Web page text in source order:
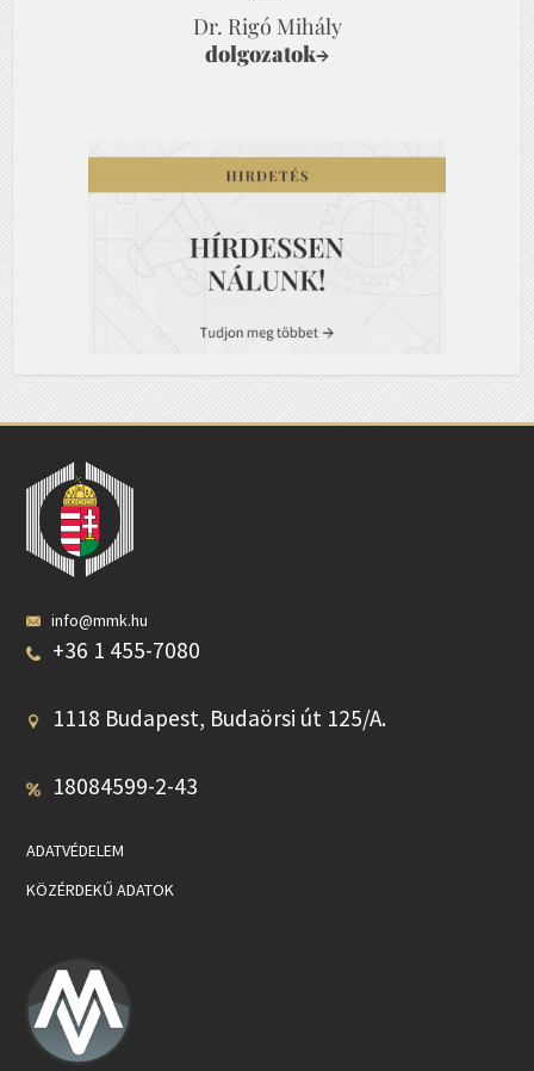
Dr. Rigó Mihály
dolgozatok→
info@mmk.hu
+36 1 455-7080
1118 Budapest, Budaörsi út 125/A.
18084599-2-43
ADATVÉDELEM
KÖZÉRDEKŰ ADATOK